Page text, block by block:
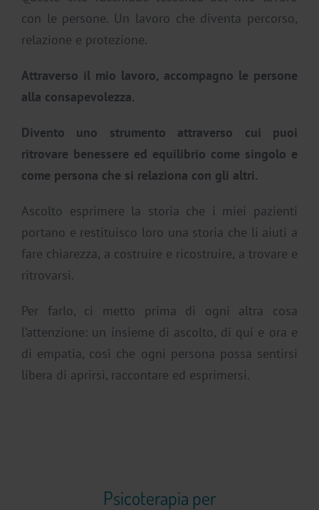
con le persone. Un lavoro che diventa percorso,
relazione e protezione.
Attraverso il mio lavoro, accompagno le persone
alla consapevolezza.
Divento uno strumento attraverso cui puoi
ritrovare benessere ed equilibrio come singolo e
come persona che si relaziona con gli altri.
Ascolto esprimere la storia che i miei pazienti
portano e restituisco loro una storia che li aiuti a
fare chiarezza, a costruire e ricostruire, a trovare e
ritrovarsi.
Per farlo, ci metto prima di ogni altra cosa
l’attenzione: un insieme di ascolto, di qui e ora e
di empatia, così che ogni persona possa sentirsi
libera di aprirsi, raccontare ed esprimersi.
Psicoterapia per